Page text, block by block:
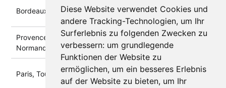
Diese Website verwendet Cookies und
andere Tracking-Technologien, um Ihr
Surferlebnis zu folgenden Zwecken zu
verbessern: um grundlegende
Funktionen der Website zu
ermöglichen, um ein besseres Erlebnis
auf der Website zu bieten, um Ihr
Bordeaux, Lyon, Alpen (Zone A)
7. Feb - 23. Feb
2026
Provence, Elsass, Bretagne,
Normandie (Zone B)
14. Feb - 2. März
2026
Paris, Toulouse, Montpellier (Zone C)
21. Feb - 9. März
2026